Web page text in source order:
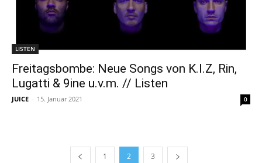
LISTEN
Freitagsbombe: Neue Songs von K.I.Z, Rin,
Lugatti & 9ine u.v.m. // Listen
JUICE - 15. Januar 2021 0
1 2 3